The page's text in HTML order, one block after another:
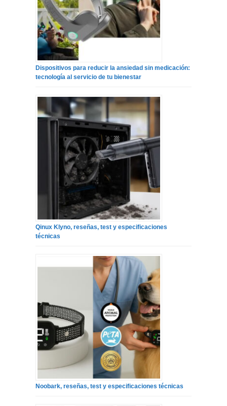
Dispositivos para reducir la ansiedad sin medicación:
tecnología al servicio de tu bienestar
Qinux Klyno, reseñas, test y especificaciones
técnicas
Noobark, reseñas, test y especificaciones técnicas